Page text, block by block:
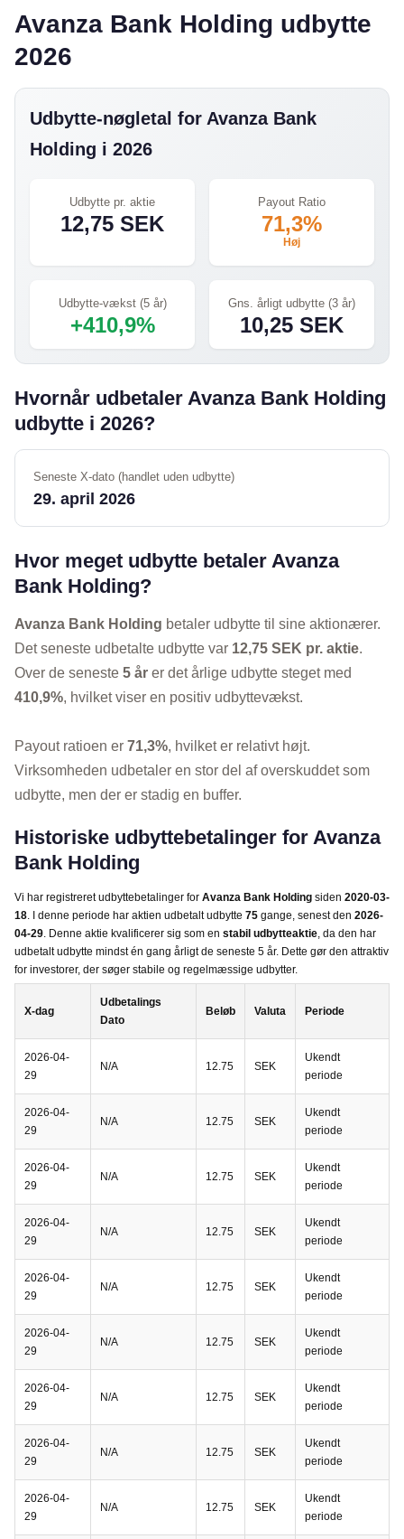
Avanza Bank Holding udbytte
2026
Udbytte-nøgletal for Avanza Bank
Holding i 2026
Udbytte pr. aktie
12,75 SEK
Payout Ratio
71,3%
Høj
Udbytte-vækst (5 år)
+410,9%
Gns. årligt udbytte (3 år)
10,25 SEK
Hvornår udbetaler Avanza Bank Holding
udbytte i 2026?
Seneste X-dato (handlet uden udbytte)
29. april 2026
Hvor meget udbytte betaler Avanza
Bank Holding?
Avanza Bank Holding betaler udbytte til sine aktionærer.
Det seneste udbetalte udbytte var 12,75 SEK pr. aktie.
Over de seneste 5 år er det årlige udbytte steget med
410,9%, hvilket viser en positiv udbyttevækst.
Payout ratioen er 71,3%, hvilket er relativt højt.
Virksomheden udbetaler en stor del af overskuddet som
udbytte, men der er stadig en buffer.
Historiske udbyttebetalinger for Avanza
Bank Holding
Vi har registreret udbyttebetalinger for Avanza Bank Holding siden 2020-03-
18. I denne periode har aktien udbetalt udbytte 75 gange, senest den 2026-
04-29. Denne aktie kvalificerer sig som en stabil udbytteaktie, da den har
udbetalt udbytte mindst én gang årligt de seneste 5 år. Dette gør den attraktiv
for investorer, der søger stabile og regelmæssige udbytter.
X-dag
Udbetalings
Dato
Beløb Valuta Periode
2026-04-
29
N/A 12.75 SEK
Ukendt
periode
2026-04-
29
N/A 12.75 SEK
Ukendt
periode
2026-04-
29
N/A 12.75 SEK
Ukendt
periode
2026-04-
29
N/A 12.75 SEK
Ukendt
periode
2026-04-
29
N/A 12.75 SEK
Ukendt
periode
2026-04-
29
N/A 12.75 SEK
Ukendt
periode
2026-04-
29
N/A 12.75 SEK
Ukendt
periode
2026-04-
29
N/A 12.75 SEK
Ukendt
periode
2026-04-
29
N/A 12.75 SEK
Ukendt
periode